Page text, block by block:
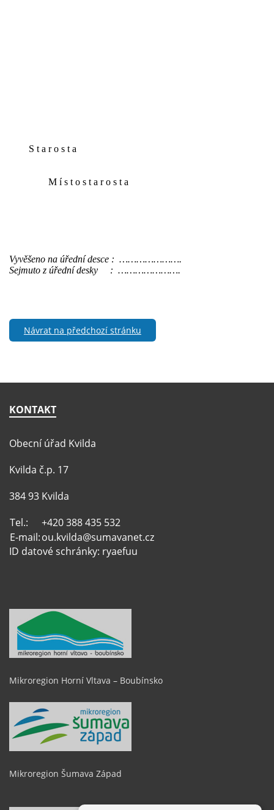
S t a r o s t a
M í s t o s t a r o s t a
Vyvěšeno na úřední desce : ………………….
Sejmuto z úřední desky : ………………….
Návrat na předchozí stránku
KONTAKT
Obecní úřad Kvilda
Kvilda č.p. 17
384 93 Kvilda
Tel.:
+420 388 435 532
E-mail:ou.kvilda@sumavanet.cz
ID datové schránky: ryaefuu
Mikroregion Horní Vltava – Boubínsko
Mikroregion Šumava Západ